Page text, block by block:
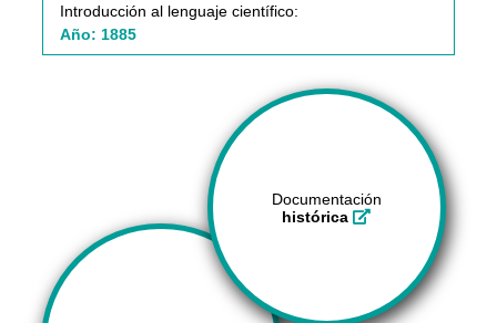
Introducción al lenguaje científico:
Año: 1885
Documentación
histórica